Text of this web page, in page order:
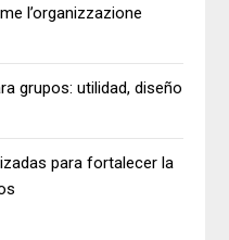
l’organizzazione
grupos: utilidad, diseño
para fortalecer la